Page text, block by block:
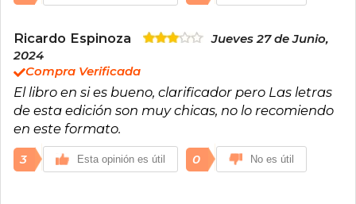
Ricardo Espinoza
Jueves 27 de Junio,
2024
Compra Verificada
El libro en si es bueno, clarificador pero Las letras
de esta edición son muy chicas, no lo recomiendo
en este formato.
3 Esta opinión es útil 0 No es útil